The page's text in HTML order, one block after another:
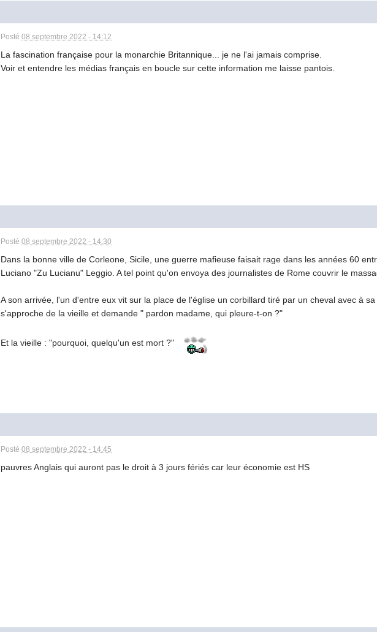
Posté08 septembre 2022 - 14:12
La fascination française pour la monarchie Britannique... je ne l'ai jamais comprise.
Voir et entendre les médias français en boucle sur cette information me laisse pantois.
Posté08 septembre 2022 - 14:30
Dans la bonne ville de Corleone, Sicile, une guerre mafieuse faisait rage dans les années 60
Luciano "Zu Lucianu" Leggio. A tel point qu'on envoya des journalistes de Rome couvrir le
A son arrivée, l'un d'entre eux vit sur la place de l'église un corbillard tiré par un cheval avec à
s'approche de la vieille et demande " pardon madame, qui pleure-t-on ?"
Et la vieille : "pourquoi, quelqu'un est mort ?"
Posté08 septembre 2022 - 14:45
pauvres Anglais qui auront pas le droit à 3 jours fériés car leur économie est HS